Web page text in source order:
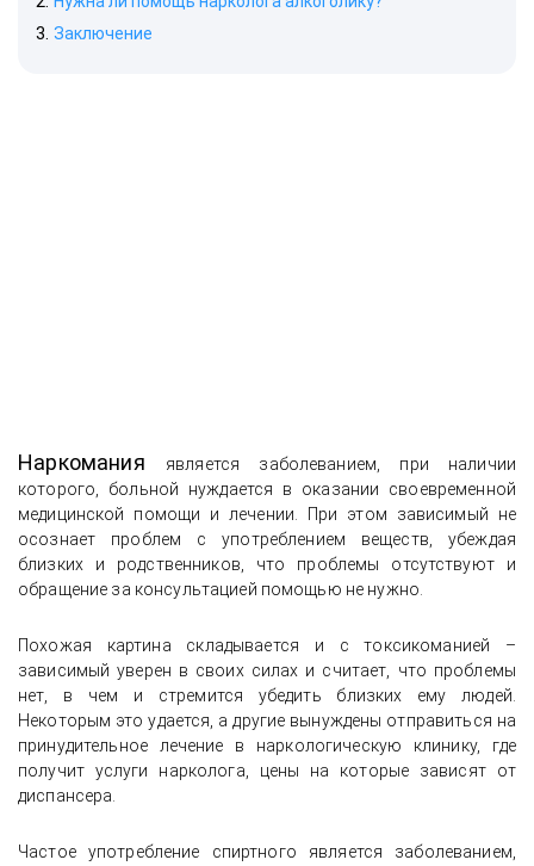
Заключение
Наркомания
является заболеванием, при наличии
которого, больной нуждается в оказании своевременной
медицинской помощи и лечении. При этом зависимый не
осознает проблем с употреблением веществ, убеждая
близких и родственников, что проблемы отсутствуют и
обращение за консультацией помощью не нужно.
Похожая картина складывается и с токсикоманией –
зависимый уверен в своих силах и считает, что проблемы
нет, в чем и стремится убедить близких ему людей.
Некоторым это удается, а другие вынуждены отправиться на
принудительное лечение в наркологическую клинику, где
получит услуги нарколога, цены на которые зависят от
диспансера.
Частое употребление спиртного является заболеванием,